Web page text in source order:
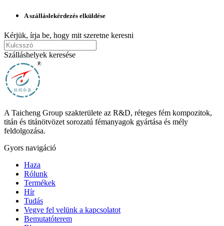
A szálláslekérdezés elküldése
Kérjük, írja be, hogy mit szeretne keresni
Szálláshelyek keresése
A Taicheng Group szakterülete az R&D, réteges fém kompozitok,
titán és titánötvözet sorozatú fémanyagok gyártása és mély
feldolgozása.
Gyors navigáció
Haza
Rólunk
Termékek
Hír
Tudás
Vegye fel velünk a kapcsolatot
Bemutatóterem